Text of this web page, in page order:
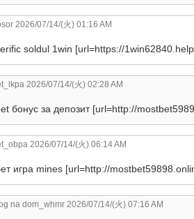
2026/07/14/(火) 01:16 AM
soldul 1win [url=https://
2026/07/14/(火) 02:28 AM
бонус за депозит [url=http://
2026/07/14/(火) 06:14 AM
игра mines [url=http://
na dom_whmr 2026/07/14/(火) 07:16 AM